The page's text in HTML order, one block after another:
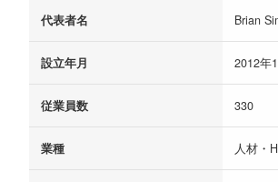
代表者名 Brian
設立年月 2012年
従業員数 330
業種 人材・